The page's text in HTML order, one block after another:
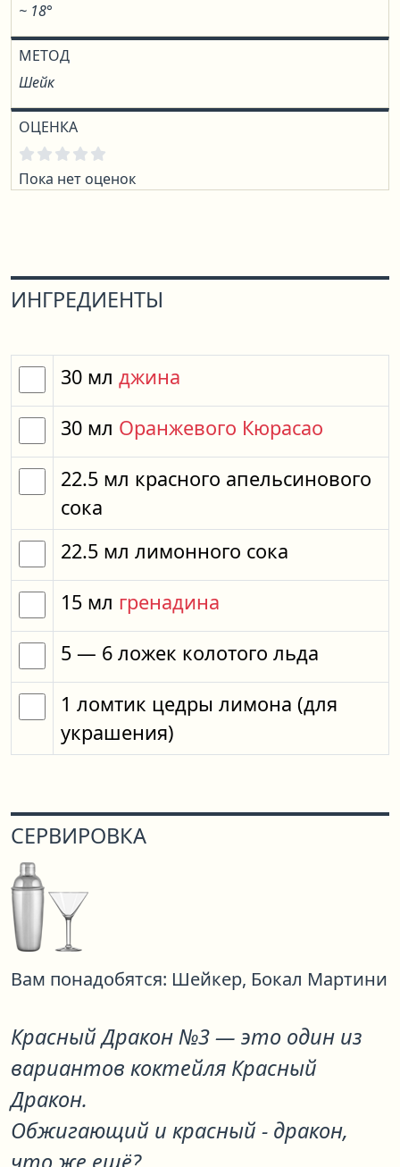
~ 18°
МЕТОД
Шейк
ОЦЕНКА
Пока нет оценок
ИНГРЕДИЕНТЫ
30 мл джина
30 мл Оранжевого Кюрасао
22.5 мл красного апельсинового
сока
22.5 мл лимонного сока
15 мл гренадина
5 — 6 ложек колотого льда
1 ломтик цедры лимона (для
украшения)
СЕРВИРОВКА
Вам понадобятся: Шейкер, Бокал Мартини
Красный Дракон №3— это один из
вариантов коктейля Красный
Дракон.
Обжигающий и красный - дракон,